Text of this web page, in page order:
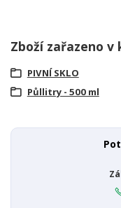
Zboží zařazeno
PIVNÍ SKLO
Půllitry - 500 ml